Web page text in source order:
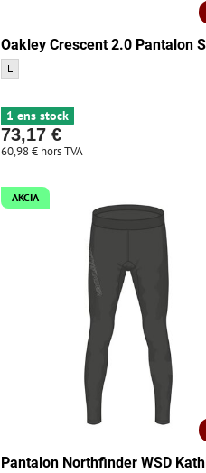
Oakley Crescent 2.0 Pantalon
Oakley Crescent 2.0 Pantalon Shell - Taille:
L
1 ens stock
73,17 €
60,98 € hors TVA
AKCIA
Pantalon Northfinder WSD